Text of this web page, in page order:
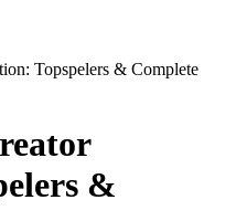
Topspelers & Complete
&